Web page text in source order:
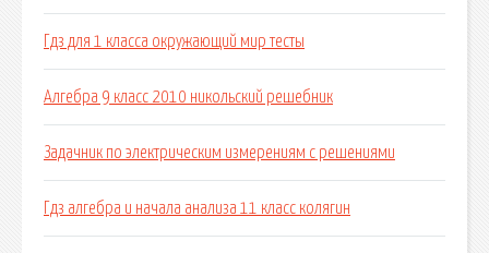
Гдз для 1 класса окружающий мир тесты
Алгебра 9 класс 2010 никольский решебник
Задачник по электрическим измерениям с решениями
Гдз алгебра и начала анализа 11 класс колягин